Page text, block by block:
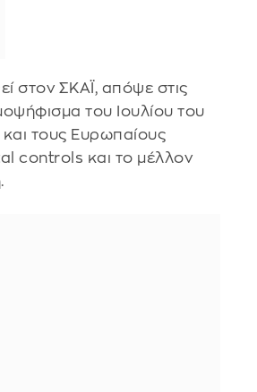
στον ΣΚΑΪ, απόψε στις
του Ιουλίου του
τους Ευρωπαίους
controls και το μέλλον